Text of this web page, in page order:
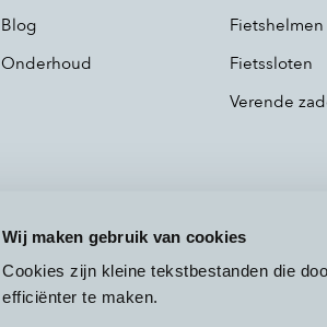
Wij maken gebruik van cookies
Cookies zijn kleine tekstbestanden die
efficiënter te maken.
Blog
Onderhoud
Fietshelmen
Fietssloten
Verende